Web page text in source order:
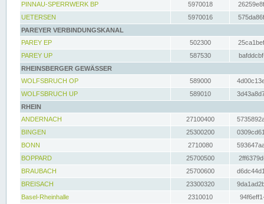
PINNAU-SPERRWERK BP
5970018
UETERSEN
5970016
PAREYER VERBINDUNGSKANAL
PAREY EP
502300
PAREY UP
587530
RHEINSBERGER GEWÄSSER
WOLFSBRUCH OP
589000
WOLFSBRUCH UP
589010
RHEIN
ANDERNACH
27100400
BINGEN
25300200
BONN
2710080
BOPPARD
25700500
BRAUBACH
25700600
BREISACH
23300320
Basel-Rheinhalle
2310010